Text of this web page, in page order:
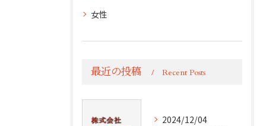
女性
最近の投稿 Recent Posts
2024/12/04